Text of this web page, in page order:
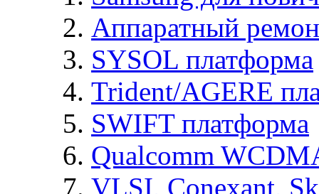
Аппаратный
SYSOL платформа
Trident/AGERE
SWIFT платформа
Qualcomm
VLSI, Conexant,